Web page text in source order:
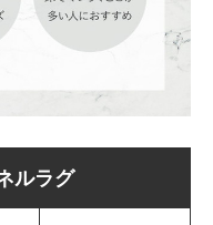
ルラグ